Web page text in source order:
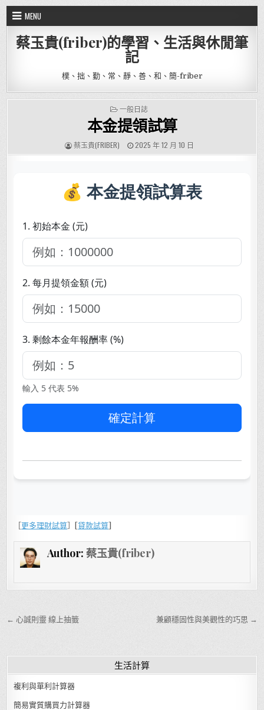
Skip to content
MENU
蔡玉貴(friber)的學習、生活與休閒筆
記
樸、拙、勤、常、靜、善、和、簡-friber
POSTED IN
一般日誌
本金提領試算
AUTHOR:
蔡玉貴(FRIBER) PUBLISHED DATE:
2025 年 12 月 10 日
［更多理財試算 ］[貸款試算
Author: 蔡玉貴(friber)
文章導覽 兼顧穩固性與美觀性的巧思 →
← 心誠則靈 線上抽籤
生活計算
複利與單利計算器
簡易實質購買力計算器